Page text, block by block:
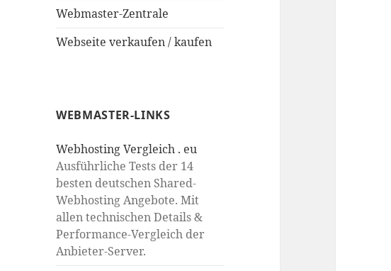
Webmaster-Zentrale
Webseite verkaufen / kaufen
WEBMASTER-LINKS
Webhosting Vergleich . eu
Ausführliche Tests der 14
besten deutschen Shared-
Webhosting Angebote. Mit
allen technischen Details &
Performance-Vergleich der
Anbieter-Server.